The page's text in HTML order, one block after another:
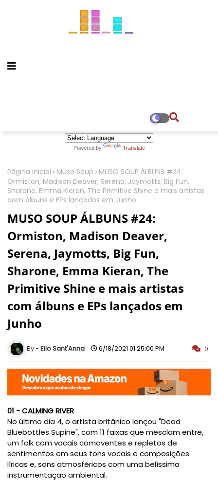
Powered by Translate
Página inicial Muso Soup
MUSO SOUP ÁLBUNS #24:
Ormiston, Madison Deaver, Serena, Jaymotts, Big Fun,
Sharone, Emma Kieran, The Primitive Shine e mais artistas
com álbuns e EPs lançados em Junho
MUSO SOUP ÁLBUNS #24:
Ormiston, Madison Deaver,
Serena, Jaymotts, Big Fun,
Sharone, Emma Kieran, The
Primitive Shine e mais artistas
com álbuns e EPs lançados em
Junho
Elio Sant'Anna 6/18/2021 01:25:00 PM 0
01 - CALMING RIVER
No último dia 4, o artista britânico lançou "Dead
Bluebottles Supine", com 11 faixas que mesclam entre,
um folk com vocais comoventes e repletos de
sentimentos em seus tons vocais e composições
líricas e, sons atmosféricos com uma belíssima
instrumentação ambiental.